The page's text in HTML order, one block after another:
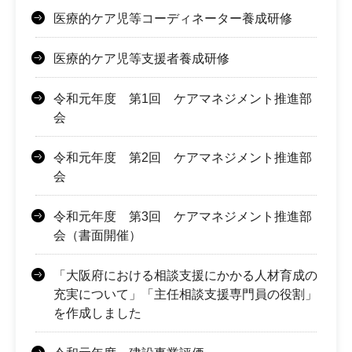
医療的ケア児等コーディネーター養成研修
医療的ケア児等支援者養成研修
令和元年度 第1回 ケアマネジメント推進部
会
令和元年度 第2回 ケアマネジメント推進部
会
令和元年度 第3回 ケアマネジメント推進部
会（書面開催）
「大阪府における相談支援にかかる人材育成の
充実について」「主任相談支援専門員の役割」
を作成しました